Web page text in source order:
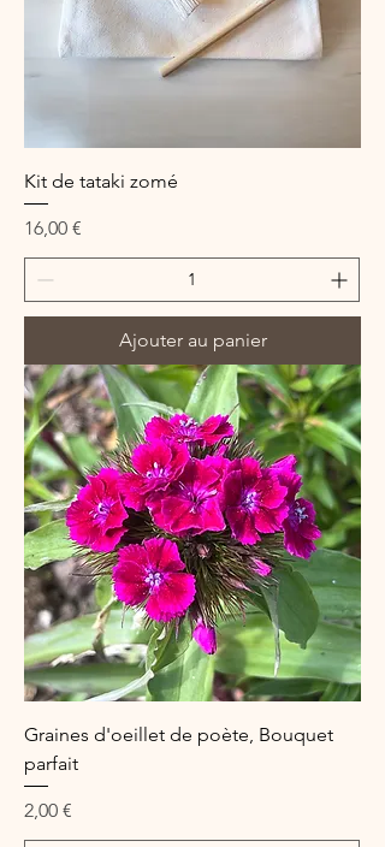
Kit de tataki zomé
Prix
16,00 €
Ajouter au panier
Graines d'oeillet de poète, Bouquet
parfait
Prix
2,00 €